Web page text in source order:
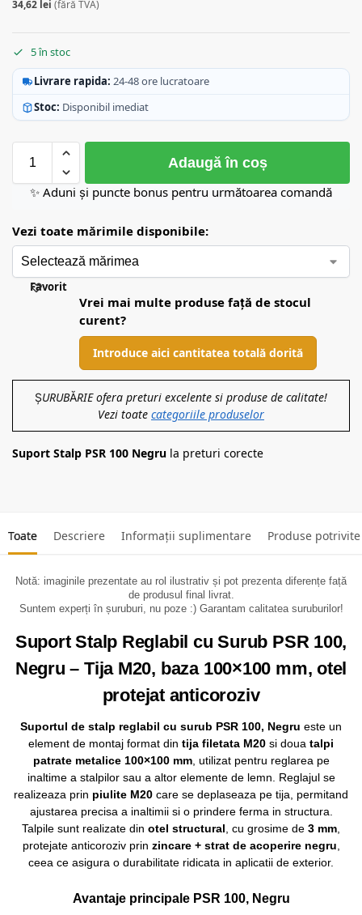
34,62 lei (fără TVA)
5 în stoc
Livrare rapida: 24-48 ore lucratoare
Stoc: Disponibil imediat
Adaugă în coș
✨ Aduni și puncte bonus pentru următoarea comandă
Vezi toate mărimile disponibile:
Favorit
Vrei mai multe produse față de stocul
curent?
Introduce aici cantitatea totală dorită
ȘURUBĂRIE ofera preturi excelente si produse de calitate!
Vezi toate categoriile produselor
Suport Stalp PSR 100 Negru la preturi corecte
Toate Descriere Informații suplimentare Produse potrivite
Notă: imaginile prezentate au rol ilustrativ și pot prezenta diferențe față
de produsul final livrat.
Suntem experți în șuruburi, nu poze :) Garantam calitatea suruburilor!
Suport Stalp Reglabil cu Surub PSR 100,
Negru – Tija M20, baza 100×100 mm, otel
protejat anticoroziv
Suportul de stalp reglabil cu surub PSR 100, Negru este un
element de montaj format din tija filetata M20 si doua talpi
patrate metalice 100×100 mm, utilizat pentru reglarea pe
inaltime a stalpilor sau a altor elemente de lemn. Reglajul se
realizeaza prin piulite M20 care se deplaseaza pe tija, permitand
ajustarea precisa a inaltimii si o prindere ferma in structura.
Talpile sunt realizate din otel structural , cu grosime de 3 mm
protejate anticoroziv prin zincare + strat de acoperire negru
ceea ce asigura o durabilitate ridicata in aplicatii de exterior.
Avantaje principale PSR 100, Negru